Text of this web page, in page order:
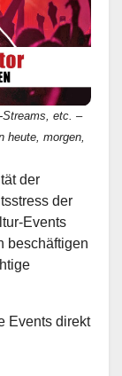
Streams, etc. –
heute, morgen,
der
der
Events
beschäftigen
Events direkt